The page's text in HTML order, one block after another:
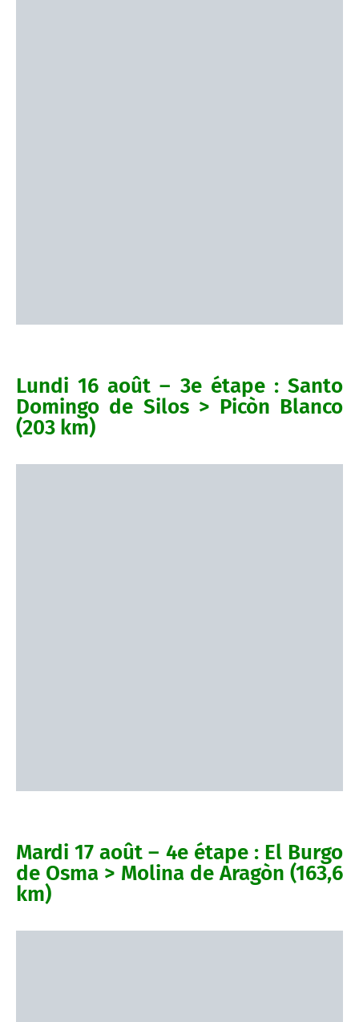
Lundi 16 août – 3e étape : Santo
Domingo de Silos > Picòn Blanco
(203 km)
Mardi 17 août – 4e étape : El Burgo
de Osma > Molina de Aragòn (163,6
km)